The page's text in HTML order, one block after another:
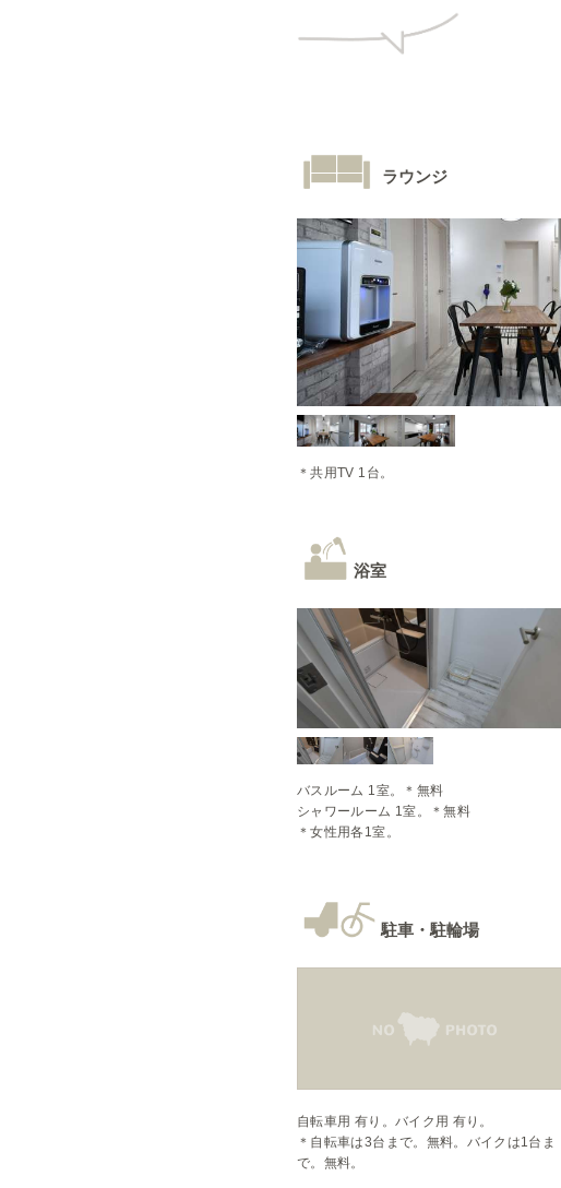
ラウンジ
＊共用TV 1台。
浴室
バスルーム 1室。＊無料
シャワールーム 1室。＊無料
＊女性用各1室。
駐車・駐輪場
自転車用 有り。バイク用 有り。
＊自転車は3台まで。無料。バイクは1台ま
で。無料。